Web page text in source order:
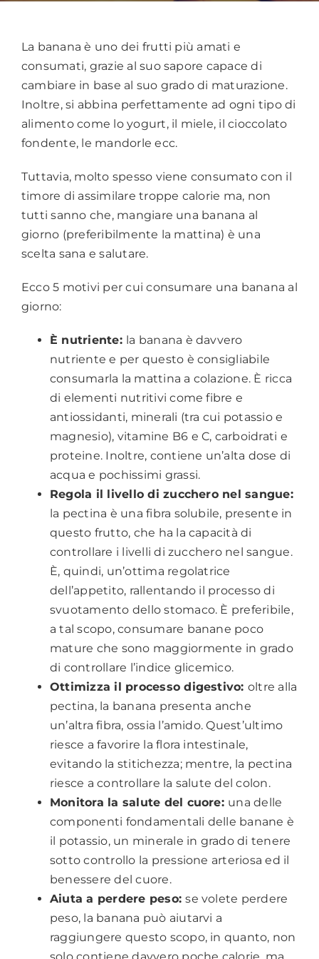
La banana è uno dei frutti più amati e
consumati, grazie al suo sapore capace di
cambiare in base al suo grado di maturazione.
Inoltre, si abbina perfettamente ad ogni tipo di
alimento come lo yogurt, il miele, il cioccolato
fondente, le mandorle ecc.
Tuttavia, molto spesso viene consumato con il
timore di assimilare troppe calorie ma, non
tutti sanno che, mangiare una banana al
giorno (preferibilmente la mattina) è una
scelta sana e salutare.
Ecco 5 motivi per cui consumare una banana al
giorno:
È nutriente: la banana è davvero
nutriente e per questo è consigliabile
consumarla la mattina a colazione. È ricca
di elementi nutritivi come fibre e
antiossidanti, minerali (tra cui potassio e
magnesio), vitamine B6 e C, carboidrati e
proteine. Inoltre, contiene un’alta dose di
acqua e pochissimi grassi.
Regola il livello di zucchero nel sangue:
la pectina è una fibra solubile, presente in
questo frutto, che ha la capacità di
controllare i livelli di zucchero nel sangue.
È, quindi, un’ottima regolatrice
dell’appetito, rallentando il processo di
svuotamento dello stomaco. È preferibile,
a tal scopo, consumare banane poco
mature che sono maggiormente in grado
di controllare l’indice glicemico.
Ottimizza il processo digestivo: oltre alla
pectina, la banana presenta anche
un’altra fibra, ossia l’amido. Quest’ultimo
riesce a favorire la flora intestinale,
evitando la stitichezza; mentre, la pectina
riesce a controllare la salute del colon.
Monitora la salute del cuore: una delle
componenti fondamentali delle banane è
il potassio, un minerale in grado di tenere
sotto controllo la pressione arteriosa ed il
benessere del cuore.
Aiuta a perdere peso:se volete perdere
peso, la banana può aiutarvi a
raggiungere questo scopo, in quanto, non